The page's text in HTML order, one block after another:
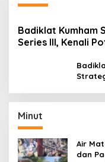
Badiklat Kumham
Series III, Kenali
Minut
Air
dan